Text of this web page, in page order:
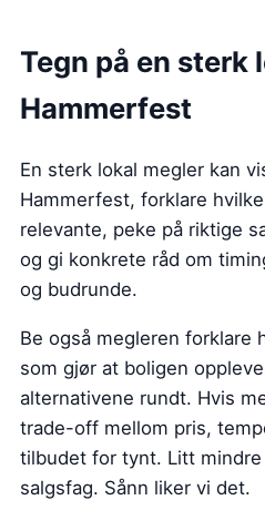
Tegn på en sterk
Hammerfest
En sterk lokal megler kan
Hammerfest, forklare
relevante, peke på riktige
og gi konkrete råd om
og budrunde.
Be også megleren forklare
som gjør at boligen
alternativene rundt. Hvis
trade-off mellom pris,
tilbudet for tynt. Litt
salgsfag. Sånn liker vi det.